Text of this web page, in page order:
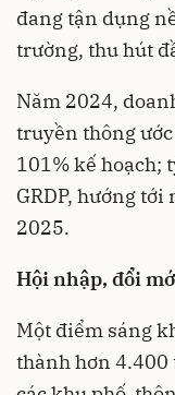
đang tận dụng
trường, thu hút
Năm 2024,
truyền thông
101% kế hoạch;
GRDP, hướng tới
2025.
Hội nhập, đổi
Một điểm sáng
thành hơn 4.400